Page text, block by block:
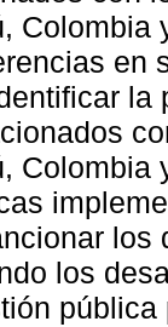
en
Colombia
los